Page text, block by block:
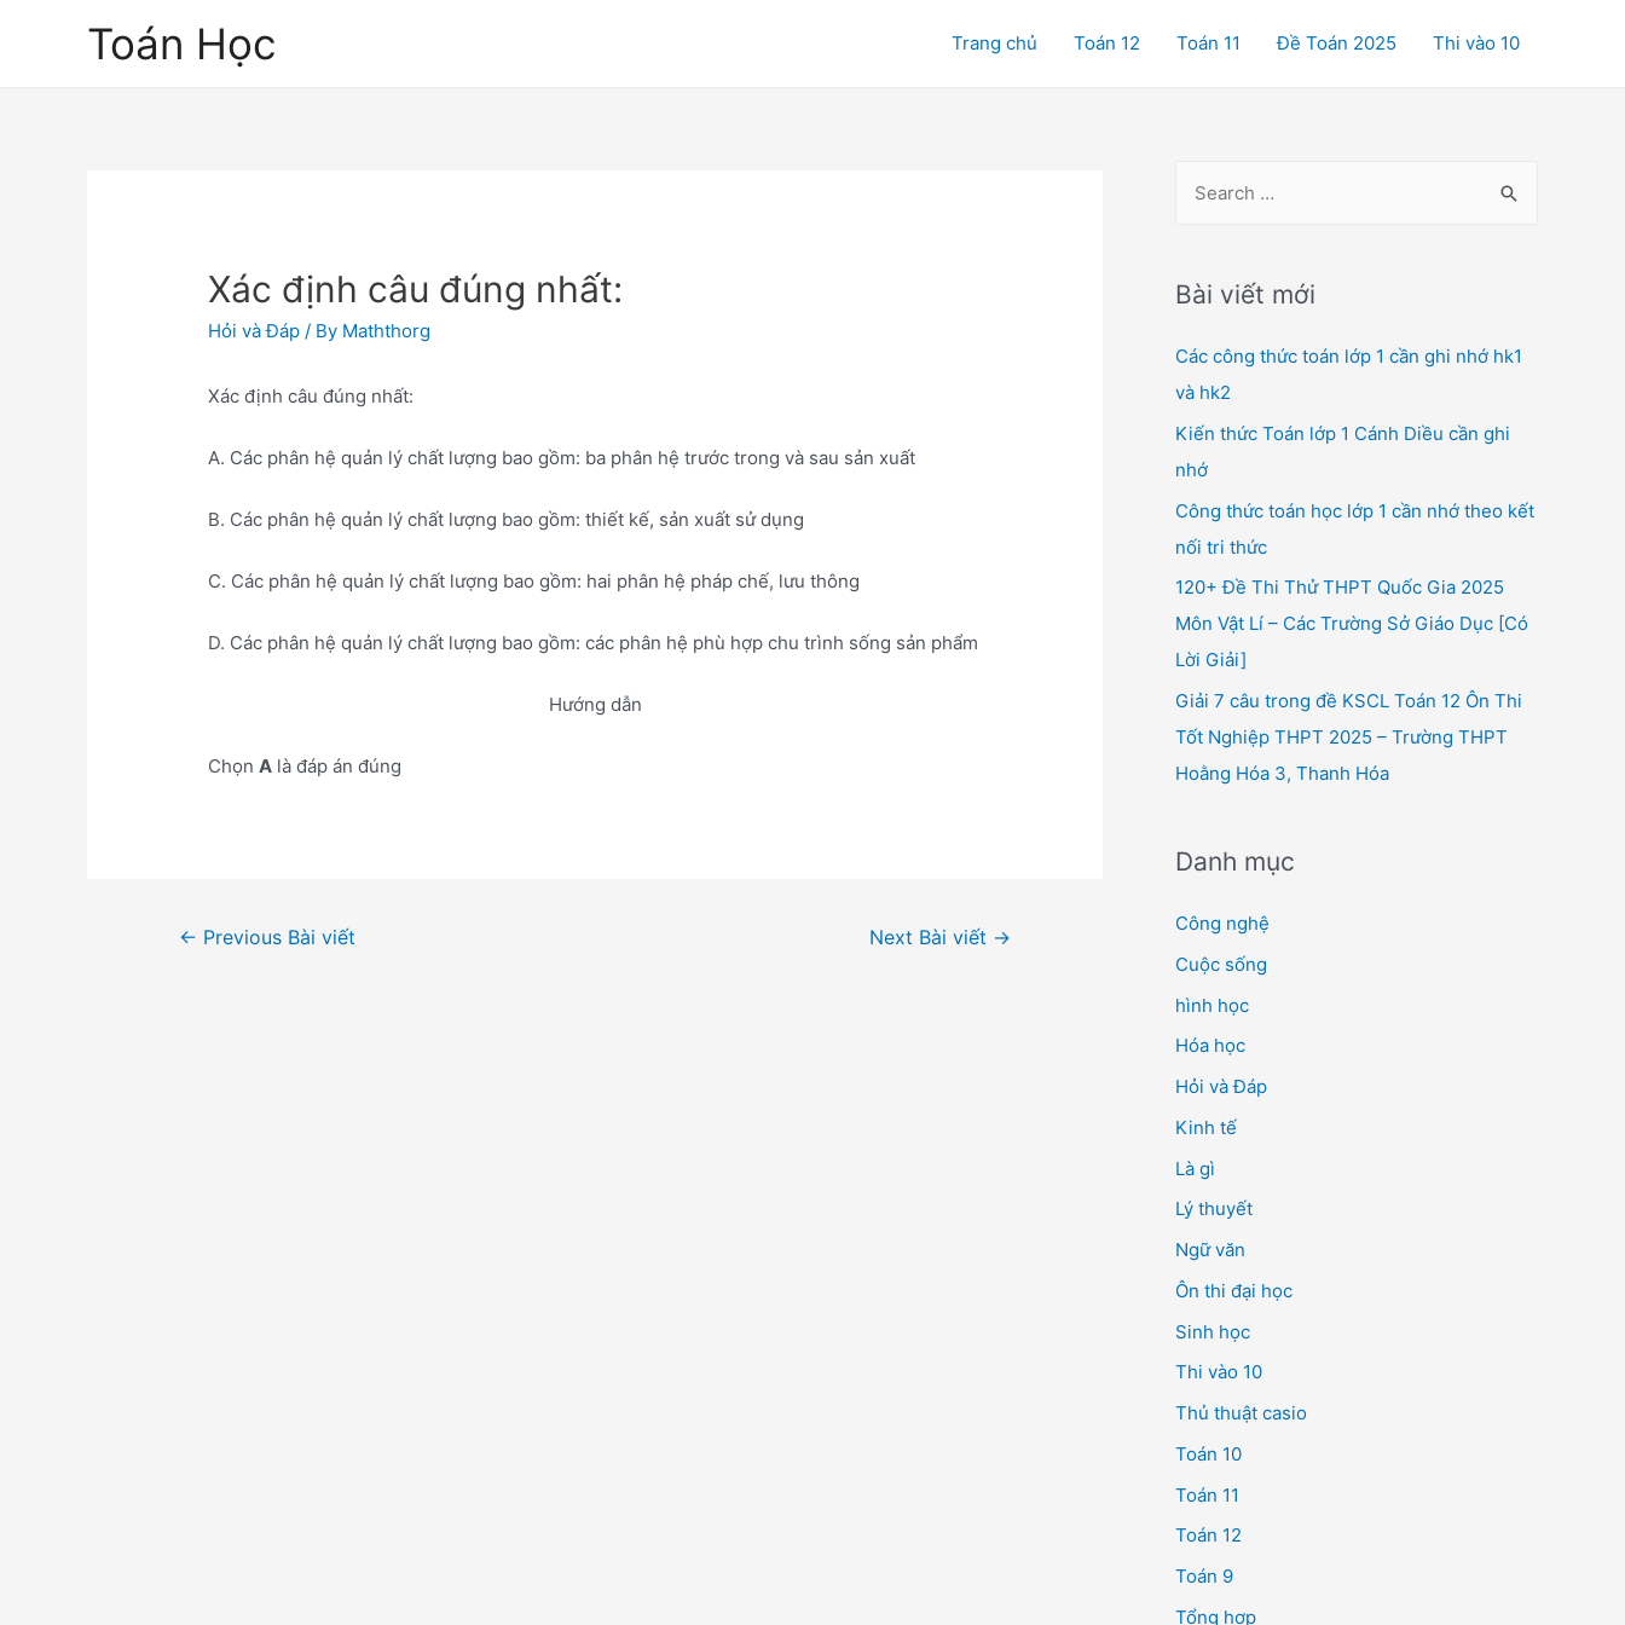
Toán Học Trang chủ Toán 12 Toán 11 Đề Toán 2025 Thi vào 10
Xác định câu đúng nhất:
Hỏi và Đáp / By Maththorg
Xác định câu đúng nhất:
A. Các phân hệ quản lý chất lượng bao gồm: ba phân hệ trước trong và sau sản xuất
B. Các phân hệ quản lý chất lượng bao gồm: thiết kế, sản xuất sử dụng
C. Các phân hệ quản lý chất lượng bao gồm: hai phân hệ pháp chế, lưu thông
D. Các phân hệ quản lý chất lượng bao gồm: các phân hệ phù hợp chu trình sống sản phẩm
Hướng dẫn
ChọnA là đáp án đúng
Điều← Previous Bài viết Next Bài viết →
r
h
f
o
r
:
Bài viết mới
Các công thức toán lớp 1 cần ghi nhớ hk1
và hk2
Kiến thức Toán lớp 1 Cánh Diều cần ghi
nhớ
Công thức toán học lớp 1 cần nhớ theo kết
nối tri thức
120+ Đề Thi Thử THPT Quốc Gia 2025
Môn Vật Lí – Các Trường Sở Giáo Dục [Có
Lời Giải]
Giải 7 câu trong đề KSCL Toán 12 Ôn Thi
Tốt Nghiệp THPT 2025 – Trường THPT
Hoằng Hóa 3, Thanh Hóa
Danh mục
Công nghệ
Cuộc sống
hình học
Hóa học
Hỏi và Đáp
Kinh tế
Là gì
Lý thuyết
Ngữ văn
Ôn thi đại học
Sinh học
Thi vào 10
Thủ thuật casio
Toán 10
Toán 11
Toán 12
Toán 9
Tổng hợp